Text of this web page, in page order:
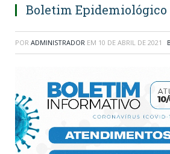
Boletim Epidemiológico
POR ADMINISTRADOR EM 10 DE ABRIL DE 2021